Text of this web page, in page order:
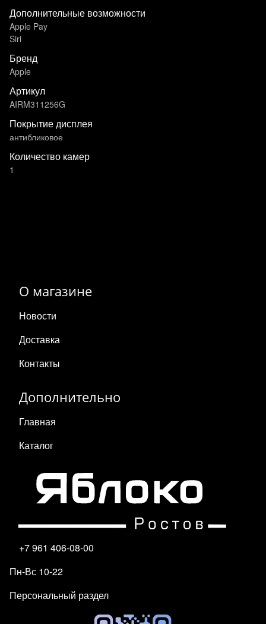
Дополнительные возможности
Apple Pay
Siri
Бренд
Apple
Артикул
AIRM311256G
Покрытие дисплея
антибликовое
Количество камер
1
О магазине
Новости
Доставка
Контакты
Дополнительно
Главная
Каталог
+7 961 406-08-00
Пн-Вс 10-22
Персональный раздел